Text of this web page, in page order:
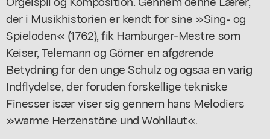
der i Musikhistorien er kendt for sine »Sing- og
Spieloden« (1762), fik Hamburger-Mestre som
Keiser, Telemann og Görner en afgørende
Betydning for den unge Schulz og ogsaa en varig
Indflydelse, der foruden forskellige tekniske
Finesser især viser sig gennem hans Melodiers
»warme Herzenstöne und Wohllaut«.